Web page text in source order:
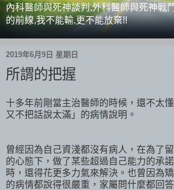
內科醫師與死神談判,外科醫師與死神戰
的前線,我不能輸,更不能放棄!!
2019年6月9日 星期日
所謂的把握
十多年前剛當主治醫師的時候，還不太
又不把話說太滿」的病情說明。
曾經因為自己資淺都沒有病人，在為了
的心態下，做了某些超過自己能力的承
時，還得花更多力氣來解決。也曾因為
的病情都說得很嚴重，家屬問什麼都回